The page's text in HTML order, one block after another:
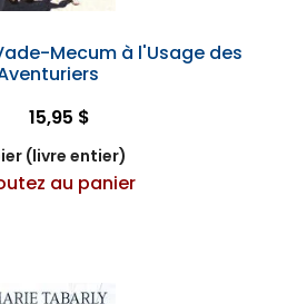
Mecum à l'Usage des
15,95 $
(livre entier)
au panier